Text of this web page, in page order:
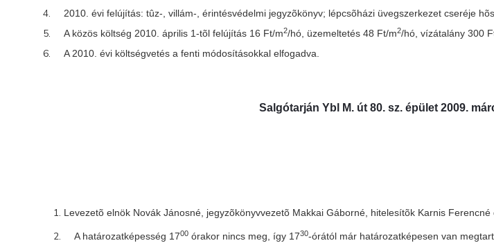
2010. évi felújítás: tûz-, villám-, érintésvédelmi jegyzõkönyv; lépcsõházi üvegszerkezet cseréje
A közös költség 2010. április 1-tõl felújítás 16 Ft/m2/hó, üzemeltetés 48 Ft/m2/hó, vízátalány 300
A 2010. évi költségvetés a fenti módosításokkal elfogadva.
Salgótarján Ybl M. út 80. sz. épület 2009.
Levezetõ elnök Novák Jánosné, jegyzõkönyvvezetõ Makkai Gáborné, hitelesítõk Karnis Ferencné
A határozatképesség 1700 órakor nincs meg, így 1730-órától már határozatképesen van